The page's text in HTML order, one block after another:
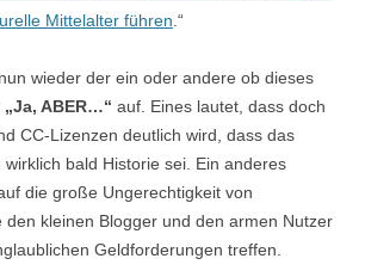
Mittelalter führen .“
wieder der ein oder andere ob dieses
„Ja, ABER…“ auf. Eines lautet, dass doch
CC-Lizenzen deutlich wird, dass das
bald Historie sei. Ein anderes
die große Ungerechtigkeit von
den kleinen Blogger und den armen Nutzer
Geldforderungen treffen.